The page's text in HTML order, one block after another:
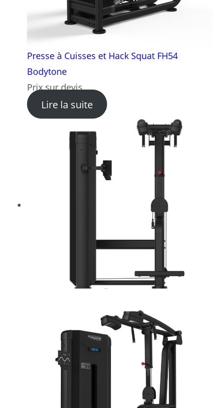
Presse à Cuisses et Hack Squat FH54
Bodytone
Prix sur devis
Lire la suite: Presse à Cuisses et Hack